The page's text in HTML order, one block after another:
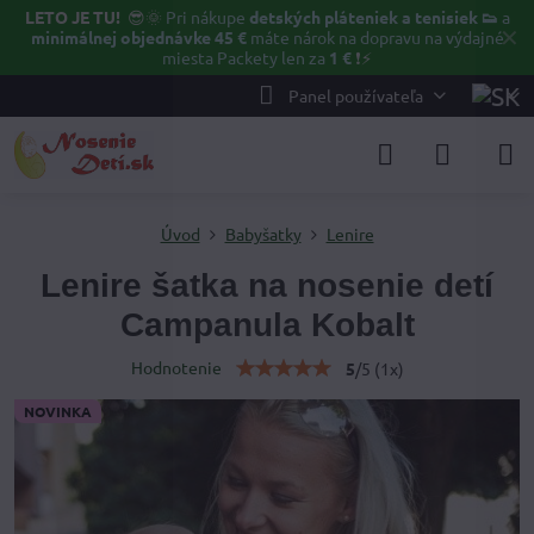
✕
LETO JE TU! 😎🌞 Pri nákupe detských pláteniek a tenisiek 👟 a
minimálnej objednávke 45 €máte nárok na dopravu na výdajné
miesta Packety len za 1 € ❗⚡️
Panel používateľa
NOVINKA
Úvod Babyšatky Lenire
Lenire šatka na nosenie detí
Campanula Kobalt
Hodnotenie 5/5 (1 x)